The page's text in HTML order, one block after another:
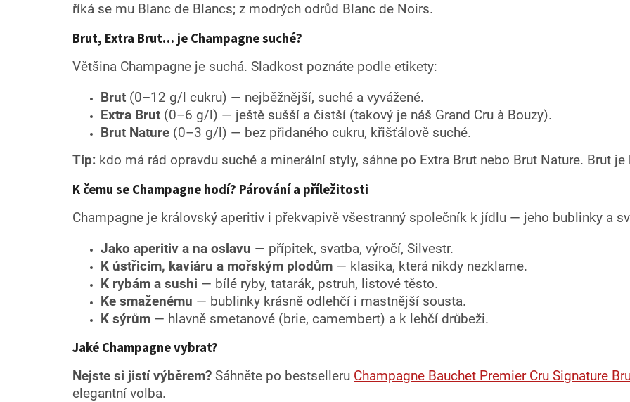
říká se mu Blanc de Blancs; z modrých odrůd Blanc de Noirs.
Brut, Extra Brut… je Champagne suché?
Většina Champagne je suchá. Sladkost poznáte podle etikety:
Brut (0–12 g/l cukru) — nejběžnější, suché a vyvážené.
Extra Brut (0–6 g/l) — ještě sušší a čistší (takový je náš Grand Cru à Bouzy).
Brut Nature (0–3 g/l) — bez přidaného cukru, křišťálově suché.
Tip: kdo má rád opravdu suché a minerální styly, sáhne po Extra Brut nebo Brut Nature. Brut
K čemu se Champagne hodí? Párování a příležitosti
Champagne je královský aperitiv i překvapivě všestranný společník k jídlu — jeho bublinky a
Jako aperitiv a na oslavu — přípitek, svatba, výročí, Silvestr.
K ústřicím, kaviáru a mořským plodům — klasika, která nikdy nezklame.
K rybám a sushi — bílé ryby, tatarák, pstruh, listové těsto.
Ke smaženému — bublinky krásně odlehčí i mastnější sousta.
K sýrům — hlavně smetanové (brie, camembert) a k lehčí drůbeži.
Jaké Champagne vybrat?
Nejste si jistí výběrem? Sáhněte po bestselleru Champagne Bauchet Premier Cru Signature
elegantní volba.